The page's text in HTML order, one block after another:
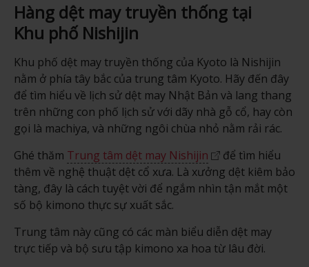
Hàng dệt may truyền thống tại
Khu phố Nishijin
Khu phố dệt may truyền thống của Kyoto là Nishijin
nằm ở phía tây bắc của trung tâm Kyoto. Hãy đến đây
để tìm hiểu về lịch sử dệt may Nhật Bản và lang thang
trên những con phố lịch sử với dãy nhà gỗ cổ, hay còn
gọi là machiya, và những ngôi chùa nhỏ nằm rải rác.
Ghé thăm Trung tâm dệt may Nishijin
để tìm hiểu
thêm về nghệ thuật dệt cổ xưa. Là xưởng dệt kiêm bảo
tàng, đây là cách tuyệt vời để ngắm nhìn tận mắt một
số bộ kimono thực sự xuất sắc.
Trung tâm này cũng có các màn biểu diễn dệt may
trực tiếp và bộ sưu tập kimono xa hoa từ lâu đời.